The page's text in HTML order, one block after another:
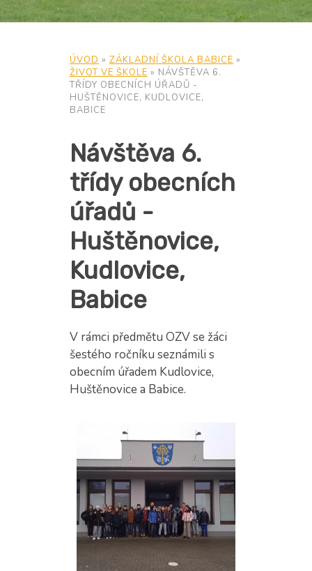
ÚVOD » ZÁKLADNÍ ŠKOLA BABICE »
ŽIVOT VE ŠKOLE » NÁVŠTĚVA 6.
TŘÍDY OBECNÍCH ÚŘADŮ -
HUŠTĚNOVICE, KUDLOVICE,
BABICE
Návštěva 6.
třídy obecních
úřadů -
Huštěnovice,
Kudlovice,
Babice
V rámci předmětu OZV se žáci
šestého ročníku seznámili s
obecním úřadem Kudlovice,
Huštěnovice a Babice.